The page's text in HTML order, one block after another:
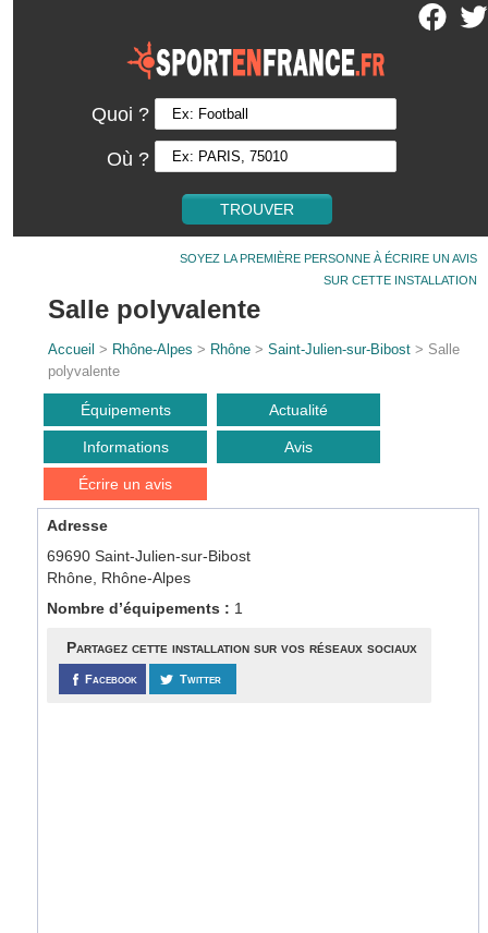
Quoi ?
Où ?
SOYEZ LA PREMIÈRE PERSONNE À ÉCRIRE UN AVIS
SUR CETTE INSTALLATION
Salle polyvalente
Accueil > Rhône-Alpes > Rhône >Saint-Julien-sur-Bibost > Salle
polyvalente
Équipements Actualité
Informations Avis
Écrire un avis
Adresse
69690 Saint-Julien-sur-Bibost
Rhône, Rhône-Alpes
Nombre d’équipements : 1
Partagez cette installation sur vos réseaux sociaux
Facebook Twitter